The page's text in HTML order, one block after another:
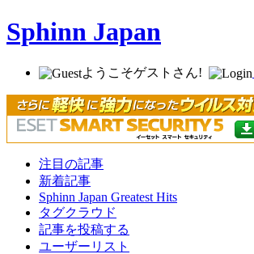
Sphinn Japan
ようこそゲストさん!
注目の記事
新着記事
Sphinn Japan Greatest Hits
タグクラウド
記事を投稿する
ユーザーリスト